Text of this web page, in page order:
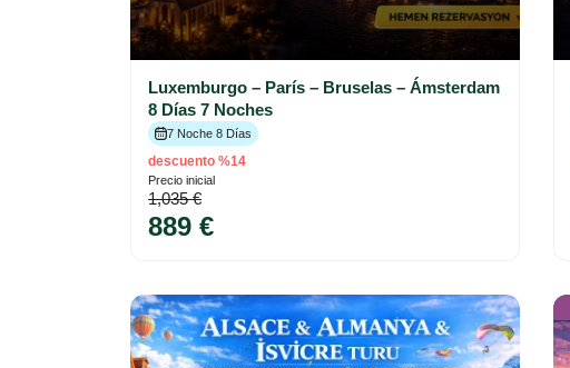
Luxemburgo – París – Bruselas – Ámsterdam
8 Días 7 Noches
7 Noche 8 Días
descuento %14
Precio inicial
1,035 €
889 €